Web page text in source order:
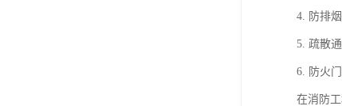
4. 防排
5. 疏散
6. 防火
在消防